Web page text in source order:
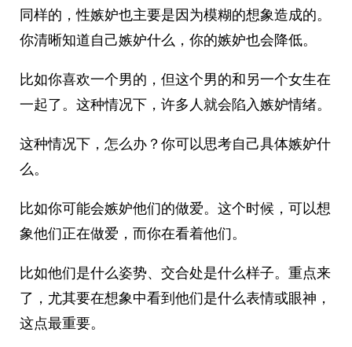
同样的，性嫉妒也主要是因为模糊的想象造成的。
你清晰知道自己嫉妒什么，你的嫉妒也会降低。
比如你喜欢一个男的，但这个男的和另一个女生在
一起了。这种情况下，许多人就会陷入嫉妒情绪。
这种情况下，怎么办？你可以思考自己具体嫉妒什
么。
比如你可能会嫉妒他们的做爱。这个时候，可以想
象他们正在做爱，而你在看着他们。
比如他们是什么姿势、交合处是什么样子。重点来
了，尤其要在想象中看到他们是什么表情或眼神，
这点最重要。